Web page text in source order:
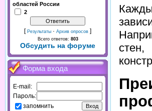
областей России
2
[ Результаты · Архив опросов ]
Всего ответов: 803
Обсудить на форуме
Форма входа
E-mail:
Пароль:
запомнить